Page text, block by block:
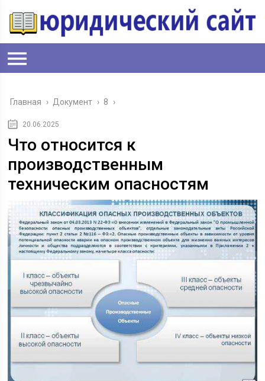
Главная › Документ › 8 ›
20.06.2025
Что относится к
производственным
техническим опасностям